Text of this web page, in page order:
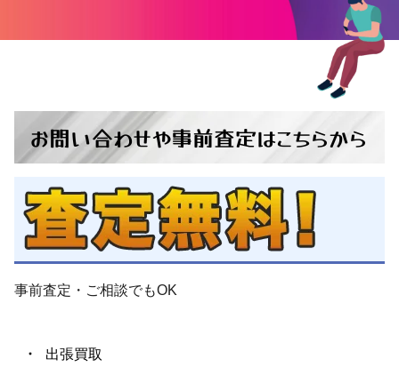
お問い合わせや事前査定はこちらから
事前査定・ご相談でもOK
出張買取